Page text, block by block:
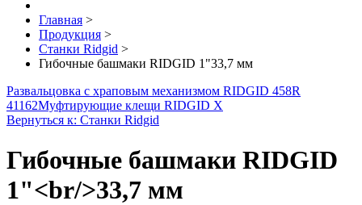
Главная >
Продукция >
Станки Ridgid >
Гибочные башмаки RIDGID 1"33,7 мм
Развальцовка с храповым механизмом RIDGID 458R
41162Муфтирующие клещи RIDGID X
Вернуться к: Станки Ridgid
Гибочные башмаки RIDGID
1"<br/>33,7 мм